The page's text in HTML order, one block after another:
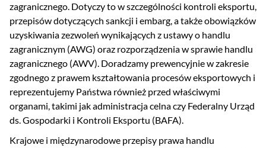
zagranicznego. Dotyczy to w szczególności kontroli eksportu,
przepisów dotyczących sankcji i embarg, a także obowiązków
uzyskiwania zezwoleń wynikających z ustawy o handlu
zagranicznym (AWG) oraz rozporządzenia w sprawie handlu
zagranicznego (AWV). Doradzamy prewencyjnie w zakresie
zgodnego z prawem kształtowania procesów eksportowych i
reprezentujemy Państwa również przed właściwymi
organami, takimi jak administracja celna czy Federalny Urząd
ds. Gospodarki i Kontroli Eksportu (BAFA).
Krajowe i międzynarodowe przepisy prawa handlu